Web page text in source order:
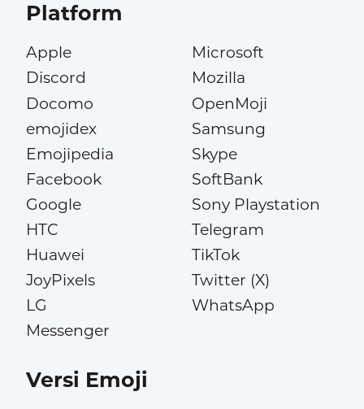
Platform
Apple
Discord
Docomo
emojidex
Emojipedia
Facebook
Google
HTC
Huawei
JoyPixels
LG
Messenger
Microsoft
Mozilla
OpenMoji
Samsung
Skype
SoftBank
Sony Playstation
Telegram
TikTok
Twitter (X)
WhatsApp
Versi Emoji